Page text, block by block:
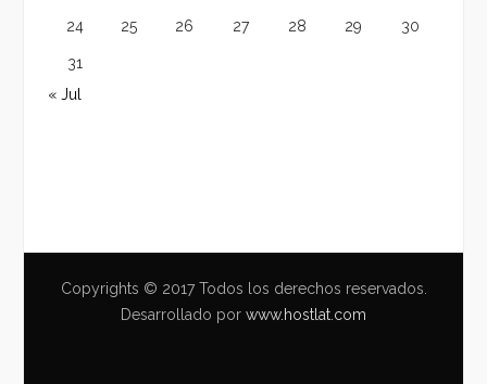
24 25 26 27 28 29 30
31
« Jul
Copyrights © 2017 Todos los derechos reservados.
Desarrollado por www.hostlat.com